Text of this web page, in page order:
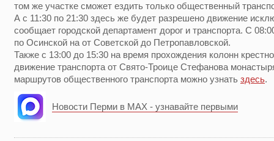
том же участке сможет ездить только общественный
А с 11:30 по 21:30 здесь же будет разрешено движение
сообщает городской департамент дорог и транспорта. С
по Осинской на от Советской до Петропавловской.
Также с 13:00 до 15:30 на время прохождения колонн
движение транспорта от Свято-Троице Стефанова
маршрутов общественного транспорта можно узнать здесь.
Новости Перми в MAX - узнавайте первыми